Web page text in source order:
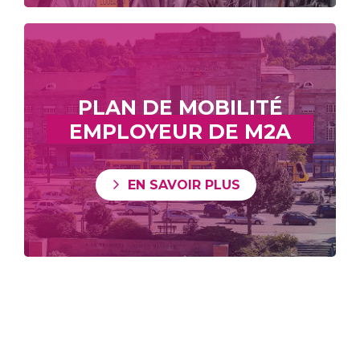
PLAN DE MOBILITÉ
EMPLOYEUR DE M2A
EN SAVOIR PLUS